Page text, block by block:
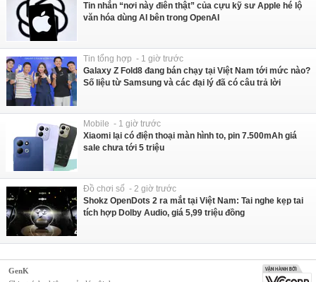
Tin nhắn “nơi này điên thật” của cựu kỹ sư Apple hé lộ
văn hóa dùng AI bên trong OpenAI
Tin tổng hợp - 1 giờ trước
Galaxy Z Fold8 đang bán chạy tại Việt Nam tới mức nào?
Số liệu từ Samsung và các đại lý đã có câu trả lời
Mobile - 1 giờ trước
Xiaomi lại có điện thoại màn hình to, pin 7.500mAh giá
sale chưa tới 5 triệu
Đồ chơi số - 2 giờ trước
Shokz OpenDots 2 ra mắt tại Việt Nam: Tai nghe kẹp tai
tích hợp Dolby Audio, giá 5,99 triệu đồng
GenK